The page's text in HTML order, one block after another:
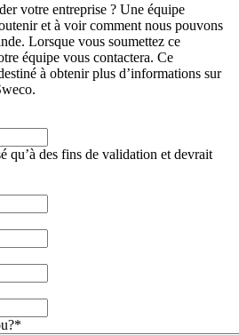
votre entreprise ? Une équipe
et à voir comment nous pouvons
Lorsque vous soumettez ce
équipe vous contactera. Ce
à obtenir plus d’informations sur
qu’à des fins de validation et devrait
*